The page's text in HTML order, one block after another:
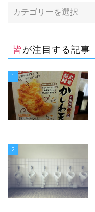
皆が注目する記事
1
2